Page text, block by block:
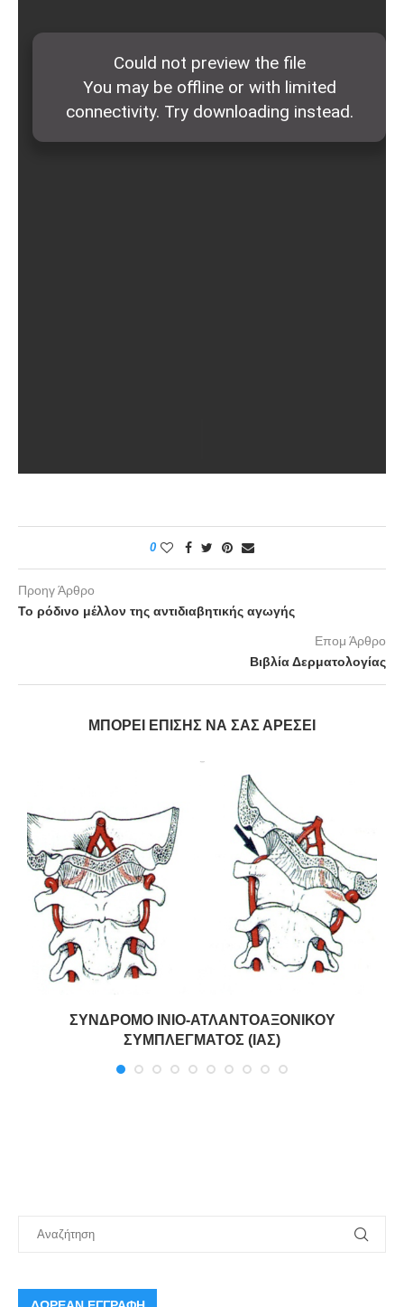
0
Προηγ Άρθρο
Το ρόδινο μέλλον της αντιδιαβητικής αγωγής
Επομ Άρθρο
Βιβλία Δερματολογίας
ΜΠΟΡΕΊ ΕΠΊΣΗΣ ΝΑ ΣΑΣ ΑΡΈΣΕΙ
ΣΥΝΔΡΟΜΟ ΙΝΙΟ-ΑΤΛΑΝΤΟΑΞΟΝΙΚΟΥ
ΣΥΜΠΛΕΓΜΑΤΟΣ (ΙΑΣ)